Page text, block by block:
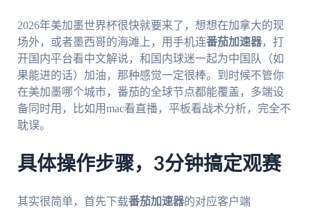
2026年美加墨世界杯很快就要来了，想想在加拿大的现
场外，或者墨西哥的海滩上，用手机连番茄加速器，打
开国内平台看中文解说，和国内球迷一起为中国队（如
果能进的话）加油，那种感觉一定很棒。到时候不管你
在美加墨哪个城市，番茄的全球节点都能覆盖，多端设
备同时用，比如用mac看直播，平板看战术分析，完全不
耽误。
具体操作步骤，3分钟搞定观赛
其实很简单，首先下载番茄加速器的对应客户端